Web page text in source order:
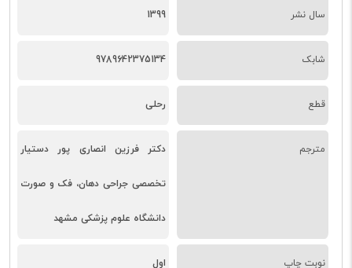
سال نشر 1399
شابک 9789642375134
قطع رحلی
مترجم دکتر فرزین انصاری پور دستیار
تخصصی جراحی دهان، فک و صورت
دانشگاه علوم پزشکی مشهد
نوبت چاپ اول